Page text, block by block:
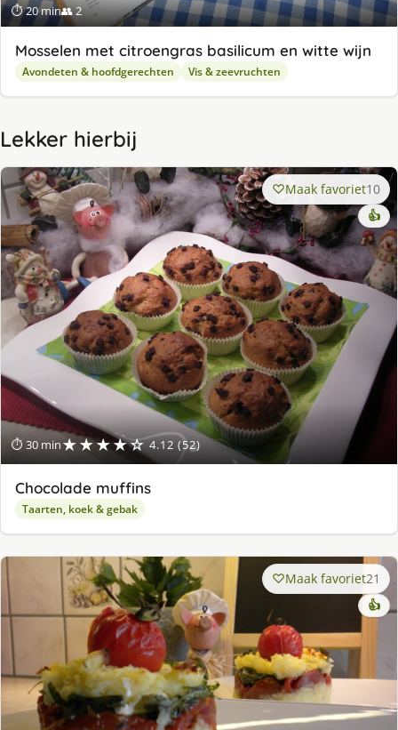
⏱ 20 min👥 2
Mosselen met citroengras basilicum en witte wijn
Avondeten & hoofdgerechten Vis & zeevruchten
Lekker hierbij
⏱ 30 min★★★★☆ 4.12 (52)
Maak favoriet10
👍
Chocolade muffins
Taarten, koek & gebak
Maak favoriet21
👍